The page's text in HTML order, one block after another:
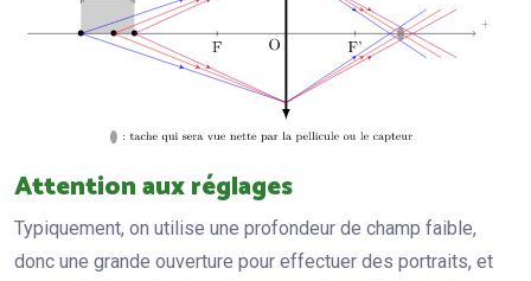
Attention aux réglages
Typiquement, on utilise une profondeur de champ faible,
donc une grande ouverture pour effectuer des portraits, et